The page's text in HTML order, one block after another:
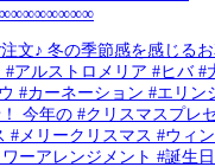
文♪ 冬の季節感を感じる
#アルストロメリア #ヒバ #
#カーネーション #エリン
今年の #クリスマスプレ
#メリークリスマス #ウィ
ーアレンジメント #誕生